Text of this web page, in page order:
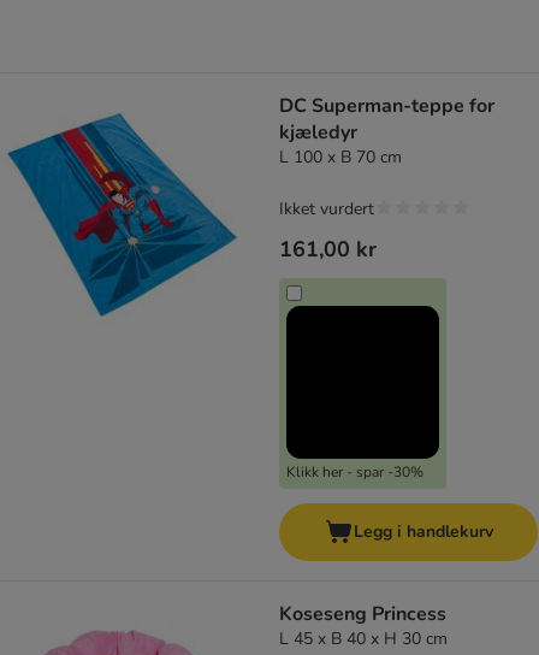
DC Superman-teppe for
kjæledyr
L 100 x B 70 cm
161,00 kr
Klikk her - spar -30%
Ikket vurdert
Legg i handlekurv
Koseseng Princess
L 45 x B 40 x H 30 cm